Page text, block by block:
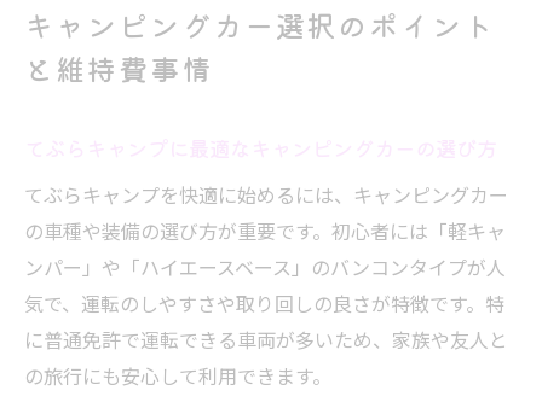
キャンピングカー選択のポイント
と維持費事情
てぶらキャンプを快適に始めるには、キャンピングカー
の車種や装備の選び方が重要です。初心者には「軽キャ
ンパー」や「ハイエースベース」のバンコンタイプが人
気で、運転のしやすさや取り回しの良さが特徴です。特
に普通免許で運転できる車両が多いため、家族や友人と
の旅行にも安心して利用できます。